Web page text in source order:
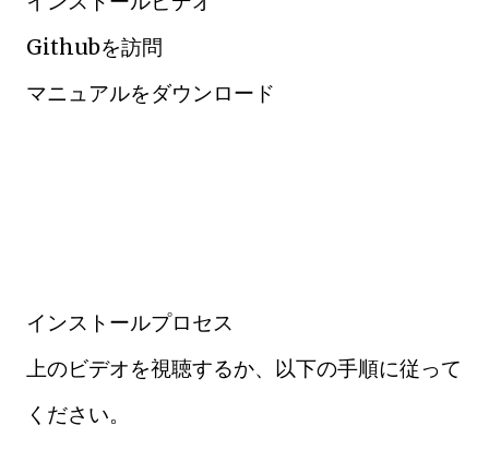
Githubを訪問
マニュアルをダウンロード
インストールプロセス
上のビデオを視聴するか、以下の手順に従って
ください。